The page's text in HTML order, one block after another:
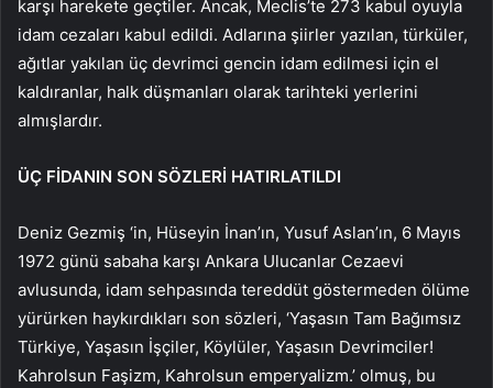
karşı harekete geçtiler. Ancak, Meclis’te 273 kabul oyuyla
idam cezaları kabul edildi. Adlarına şiirler yazılan, türküler,
ağıtlar yakılan üç devrimci gencin idam edilmesi için el
kaldıranlar, halk düşmanları olarak tarihteki yerlerini
almışlardır.
ÜÇ FİDANIN SON SÖZLERİ HATIRLATILDI
Deniz Gezmiş ‘in, Hüseyin İnan’ın, Yusuf Aslan’ın, 6 Mayıs
1972 günü sabaha karşı Ankara Ulucanlar Cezaevi
avlusunda, idam sehpasında tereddüt göstermeden ölüme
yürürken haykırdıkları son sözleri, ‘Yaşasın Tam Bağımsız
Türkiye, Yaşasın İşçiler, Köylüler, Yaşasın Devrimciler!
Kahrolsun Faşizm, Kahrolsun emperyalizm.’ olmuş, bu